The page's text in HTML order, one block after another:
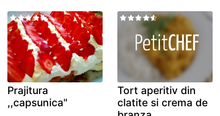
Prajitura
,,capsunica"
Tort aperitiv din
clatite si crema de